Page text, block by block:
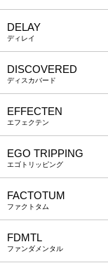
DELAY
ディレイ
DISCOVERED
ディスカバード
EFFECTEN
エフェクテン
EGO TRIPPING
エゴトリッピング
FACTOTUM
ファクトタム
FDMTL
ファンダメンタル